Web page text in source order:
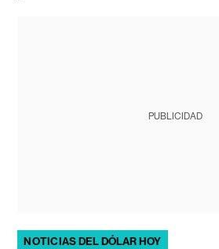
PUBLICIDAD
NOTICIAS DEL DÓLAR HOY